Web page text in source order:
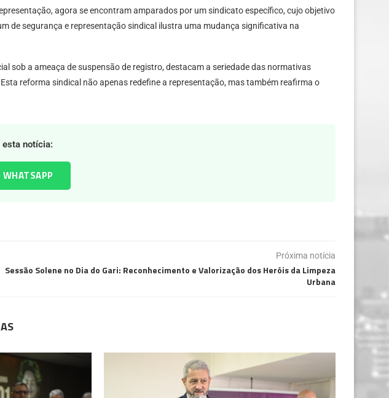
agora se encontram amparados por um sindicato específico, cujo objetivo
de segurança e representação sindical ilustra uma mudança significativa na
sob a ameaça de suspensão de registro, destacam a seriedade das normativas
reforma sindical não apenas redefine a representação, mas também reafirma o
esta notícia:
Próxima notícia
Sessão Solene no Dia do Gari: Reconhecimento e Valorização dos Heróis da Limpeza
Urbana